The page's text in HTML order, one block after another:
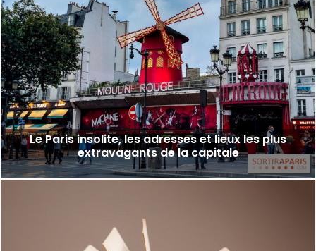
Le Paris insolite, les adresses et lieux les plus
extravagants de la capitale